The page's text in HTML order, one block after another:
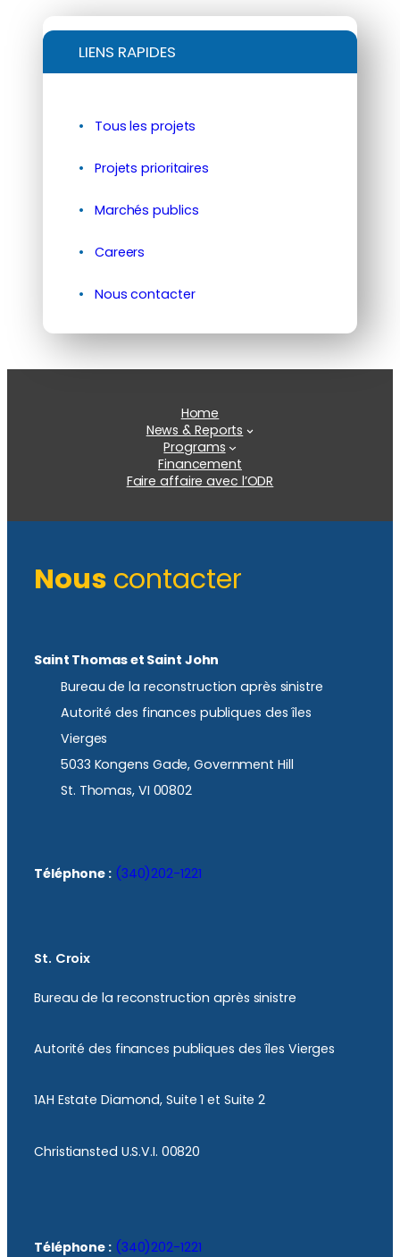
LIENS RAPIDES
Tous les projets
Projets prioritaires
Marchés publics
Careers
Nous contacter
Home
News & Reports
Programs
Financement
Faire affaire avec l’ODR
Nous contacter
Saint Thomas et Saint John
Bureau de la reconstruction après sinistre
Autorité des finances publiques des îles
Vierges
5033 Kongens Gade, Government Hill
St. Thomas, VI 00802
Téléphone : (340)202-1221
St. Croix
Bureau de la reconstruction après sinistre
Autorité des finances publiques des îles Vierges
1AH Estate Diamond, Suite 1 et Suite 2
Christiansted U.S.V.I. 00820
Téléphone : (340)202-1221